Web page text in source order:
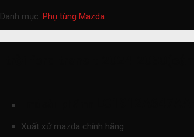
Danh mục: Phụ tùng Mazda
Xuất xứ mazda chính hãng